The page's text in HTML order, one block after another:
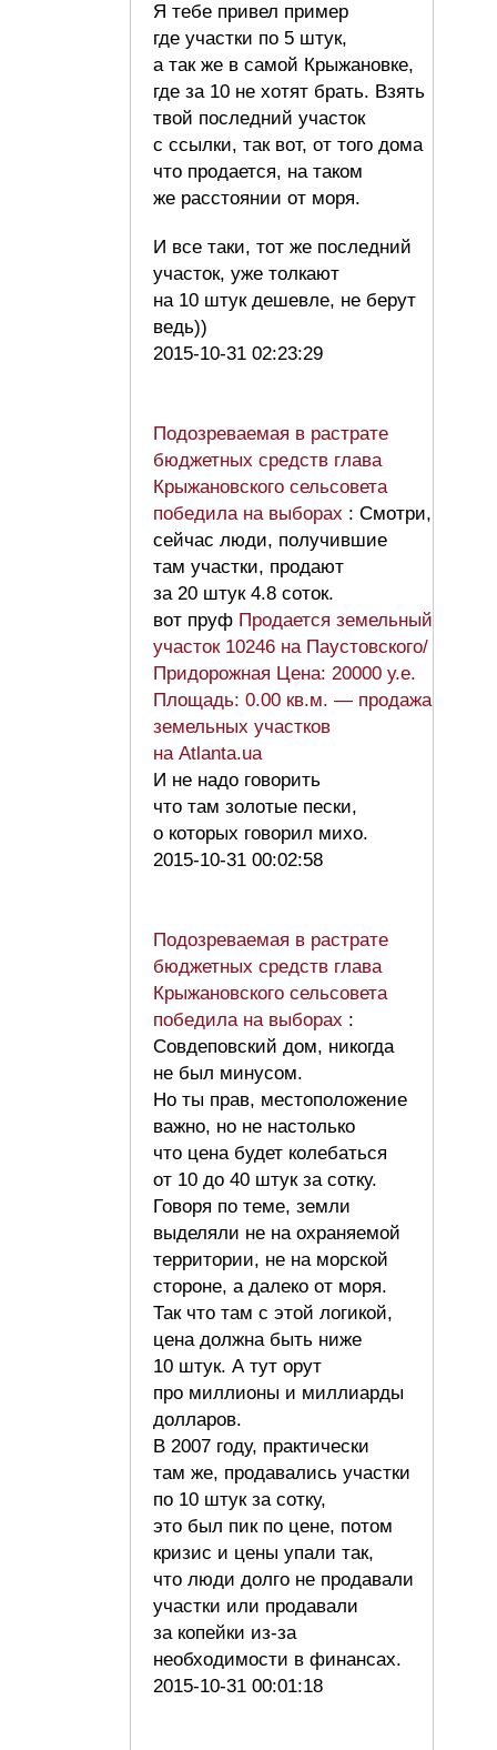
Я тебе привел пример
где участки по 5 штук,
а так же в самой Крыжановке,
где за 10 не хотят брать. Взять
твой последний участок
с ссылки, так вот, от того дома
что продается, на таком
же расстоянии от моря.
И все таки, тот же последний
участок, уже толкают
на 10 штук дешевле, не берут
ведь))
2015-10-31 02:23:29
Подозреваемая в растрате
бюджетных средств глава
Крыжановского сельсовета
победила на выборах : Смотри,
сейчас люди, получившие
там участки, продают
за 20 штук 4.8 соток.
вот пруф Продается земельный
участок 10246 на Паустовского/
Придорожная Цена: 20000 у.е.
Площадь: 0.00 кв.м. — продажа
земельных участков
на Atlanta.ua
И не надо говорить
что там золотые пески,
о которых говорил михо.
2015-10-31 00:02:58
Подозреваемая в растрате
бюджетных средств глава
Крыжановского сельсовета
победила на выборах :
Совдеповский дом, никогда
не был минусом.
Но ты прав, местоположение
важно, но не настолько
что цена будет колебаться
от 10 до 40 штук за сотку.
Говоря по теме, земли
выделяли не на охраняемой
территории, не на морской
стороне, а далеко от моря.
Так что там с этой логикой,
цена должна быть ниже
10 штук. А тут орут
про миллионы и миллиарды
долларов.
В 2007 году, практически
там же, продавались участки
по 10 штук за сотку,
это был пик по цене, потом
кризис и цены упали так,
что люди долго не продавали
участки или продавали
за копейки из-за
необходимости в финансах.
2015-10-31 00:01:18